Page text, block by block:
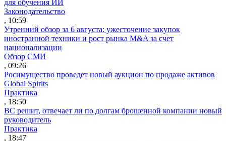
для обучения ИИ
Законодательство
, 10:59
Утренний обзор за 6 августа: ужесточение закупок
иностранной техники и рост рынка M&A за счет
национализации
Обзор СМИ
, 09:26
Росимущество проведет новый аукцион по продаже активов
Global Spirits
Практика
, 18:50
ВС решит, отвечает ли по долгам брошенной компании новый
руководитель
Практика
, 18:47